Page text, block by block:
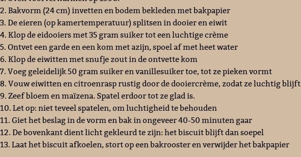
2. Bakvorm (24 cm) invetten en bodem bekleden met bakpapier
3. De eieren (op kamertemperatuur) splitsen in dooier en eiwit
4. Klop de eidooiers met 35 gram suiker tot een luchtige crème
5. Ontvet een garde en een kom met azijn, spoel af met heet water
6. Klop de eiwitten met snufje zout in de ontvette kom
7. Voeg geleidelijk 50 gram suiker en vanillesuiker toe, tot ze pieken vormt
8. Vouw eiwitten en citroenrasp rustig door de dooiercrème, zodat ze luchtig blijft
9. Zeef bloem en maïzena. Spatel erdoor tot ze glad is.
10. Let op: niet teveel spatelen, om luchtigheid te behouden
11. Giet het beslag in de vorm en bak in ongeveer 40-50 minuten gaar
12. De bovenkant dient licht gekleurd te zijn: het biscuit blijft dan soepel
13. Laat het biscuit afkoelen, stort op een bakrooster en verwijder het bakpapier